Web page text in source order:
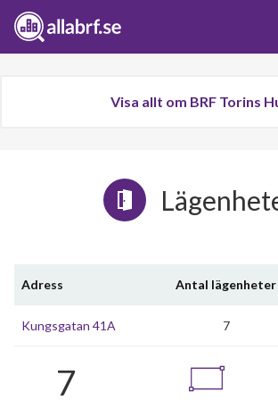
Visa allt om BRF Torins
Adress Antal lägenheter
Kungsgatan 41A 7